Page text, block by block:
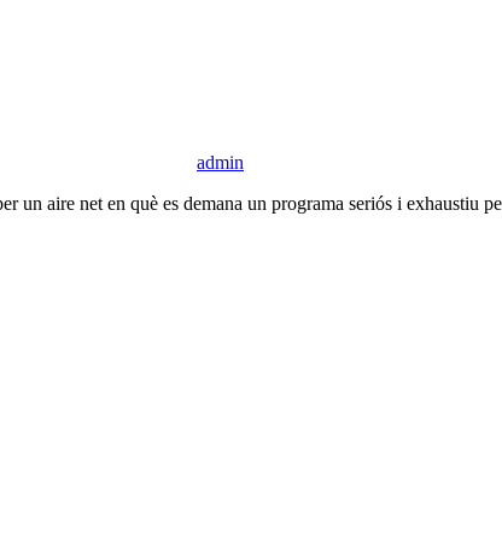
admin
un aire net en què es demana un programa seriós i exhaustiu